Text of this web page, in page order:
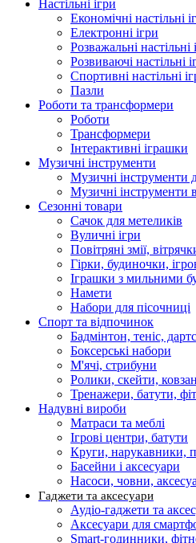
Настільні ігри
Економічні настільні
Електронні ігри
Розважальні настільні
Розвиваючі настільні
Спортивні настільні
Пазли
Роботи та трансформери
Роботи
Трансформери
Інтерактивні іграшки
Музичні інструменти
Музичні інструменти
Музичні інструменти
Сезонні товари
Сачок для метеликів
Вуличні ігри
Повітряні змії,
Гірки, будиночки,
Іграшки з мильними
Намети
Набори для пісочниці
Спорт та відпочинок
Бадмінтон, теніс,
Боксерські набори
М'ячі, стрибуни
Ролики, скейти,
Тренажери, батути,
Надувні вироби
Матраси та меблі
Ігрові центри, батути
Круги, нарукавники,
Басейни і аксесуари
Насоси, човни,
Гаджети та аксесуари
Аудіо-гаджети та
Аксесуари для
Smart-годинники,